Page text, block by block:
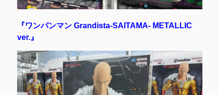
『ワンパンマン Grandista-SAITAMA- METALLIC
ver.』